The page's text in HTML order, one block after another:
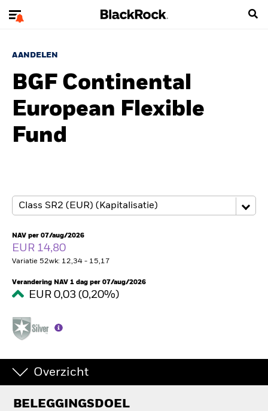
AANDELEN
BGF Continental
European Flexible
Fund
NAV per 07/aug/2026
EUR 14,80
Variatie 52wk: 12,34 - 15,17
Verandering NAV 1 dag per 07/aug/2026
EUR 0,03 (0,20%)
Overzicht
BELEGGINGSDOEL